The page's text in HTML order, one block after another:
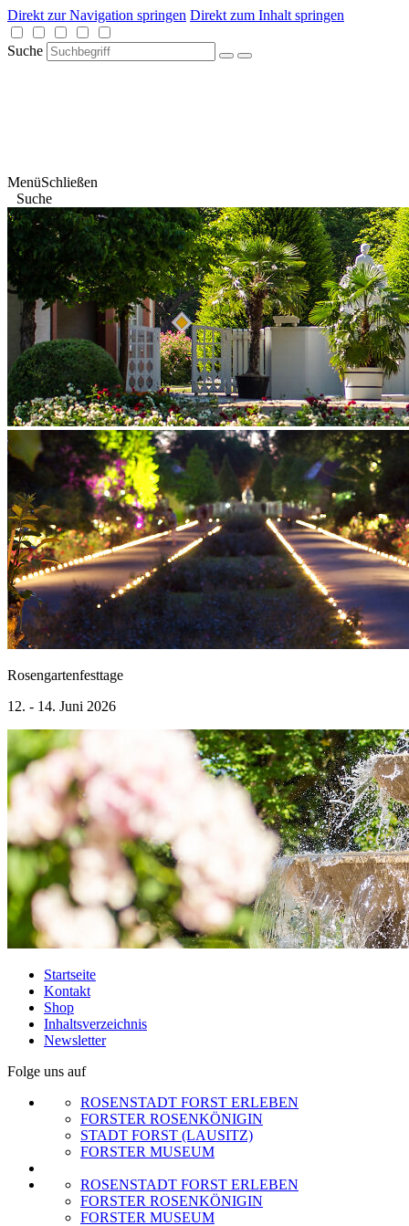
Direkt zur Navigation springen Direkt zum Inhalt springen
Suche
MenüSchließen
Suche
Rosengartenfesttage
12. - 14. Juni 2026
Startseite
Kontakt
Shop
Inhaltsverzeichnis
Newsletter
Folge uns auf
ROSENSTADT FORST ERLEBEN
FORSTER ROSENKÖNIGIN
STADT FORST (LAUSITZ)
FORSTER MUSEUM
ROSENSTADT FORST ERLEBEN
FORSTER ROSENKÖNIGIN
FORSTER MUSEUM